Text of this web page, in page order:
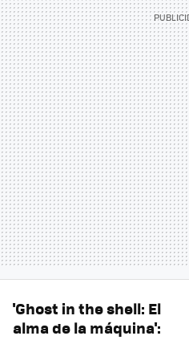
'Ghost in the shell: El
alma de la máquina':